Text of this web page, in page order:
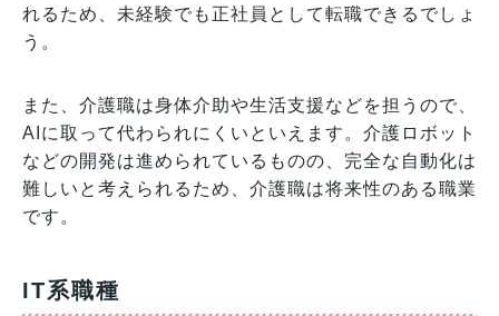
れるため、未経験でも正社員として転職できるでしょ
う。
また、介護職は身体介助や生活支援などを担うので、
AIに取って代わられにくいといえます。介護ロボット
などの開発は進められているものの、完全な自動化は
難しいと考えられるため、介護職は将来性のある職業
です。
IT系職種